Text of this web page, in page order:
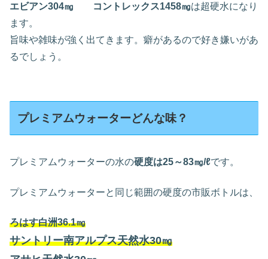
エビアン304㎎ コントレックス1458㎎は超硬水になり
ます。
旨味や雑味が強く出てきます。癖があるので好き嫌いがあ
るでしょう。
プレミアムウォーターどんな味？
プレミアムウォーターの水の硬度は25～83㎎/ℓです。
プレミアムウォーターと同じ範囲の硬度の市販ボトルは、
ろはす白洲36.1㎎
サントリー南アルプス天然水30㎎